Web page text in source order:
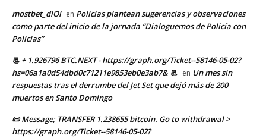
mostbet_dlOl en Policías plantean sugerencias y observaciones
como parte del inicio de la jornada “Dialoguemos de Policía con
Policías”
📃 + 1.926796 BTC.NEXT - https://graph.org/Ticket--58146-05-02?
hs=06a1a0d54dbd0c71211e9853eb0e3ab7& 📃 en Un mes sin
respuestas tras el derrumbe del Jet Set que dejó más de 200
muertos en Santo Domingo
📜 Message; TRANSFER 1.238655 bitcoin. Go to withdrawal >
https://graph.org/Ticket--58146-05-02?